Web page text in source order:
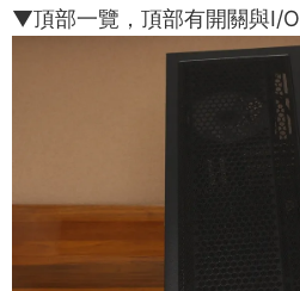
▼頂部一覽，頂部有開關與I/O